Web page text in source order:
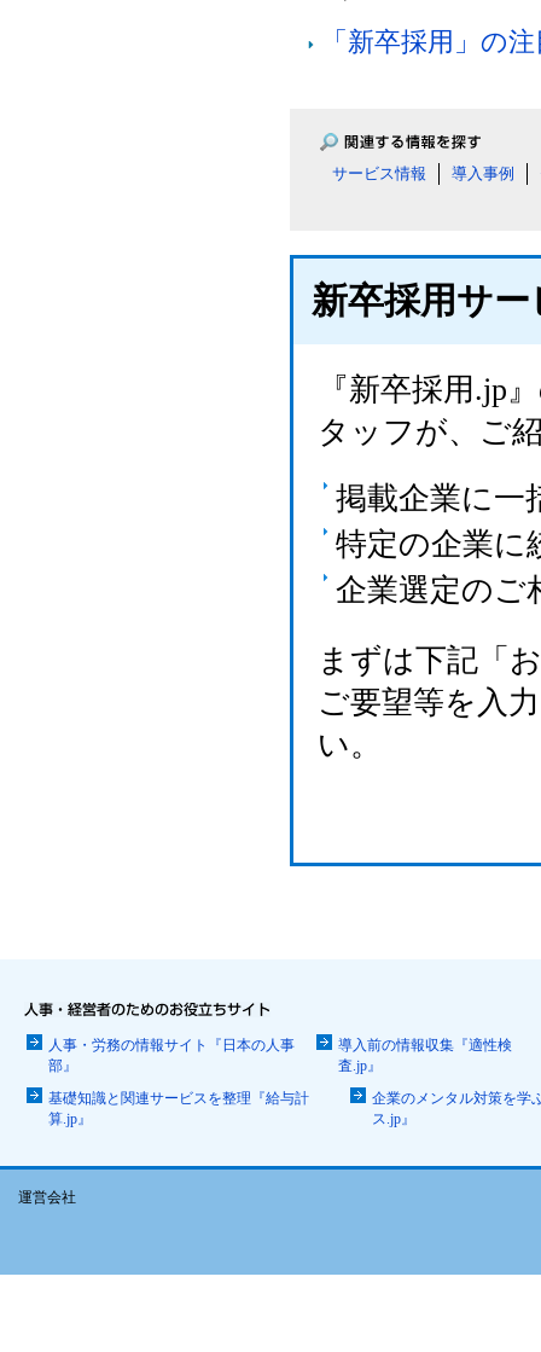
「新卒採用」の
サービス情報 導入事例
新卒採用サ
『新卒採用.jp
タッフが、ご
掲載企業に一
特定の企業に
企業選定のご
まずは下記「
ご要望等を入
い。
人事・労務の情報サイト『日本の人事
部』
導入前の情報収集『適性検
査.jp』
基礎知識と関連サービスを整理『給与計
算.jp』
企業のメンタル対策を学
ス.jp』
運営会社